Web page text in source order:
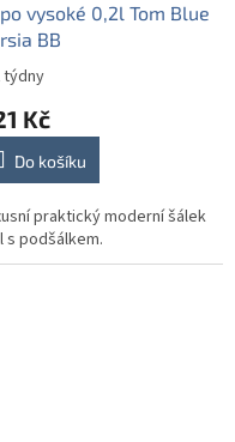
vysoké 0,2l Tom Blue
BB
týdny
Kč
Do košíku
praktický moderní šálek
s podšálkem.